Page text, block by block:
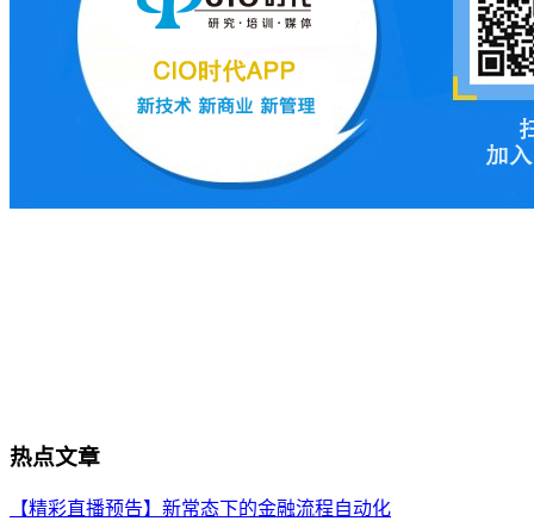
热点文章
【精彩直播预告】新常态下的金融流程自动化